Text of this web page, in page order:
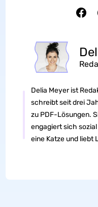
Delia Meyer ist
schreibt seit drei
zu PDF-Lösungen.
engagiert sich
eine Katze und liebt